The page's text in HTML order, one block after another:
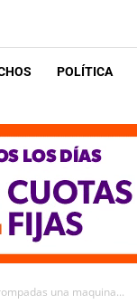
POLÍTICA
una maquina...